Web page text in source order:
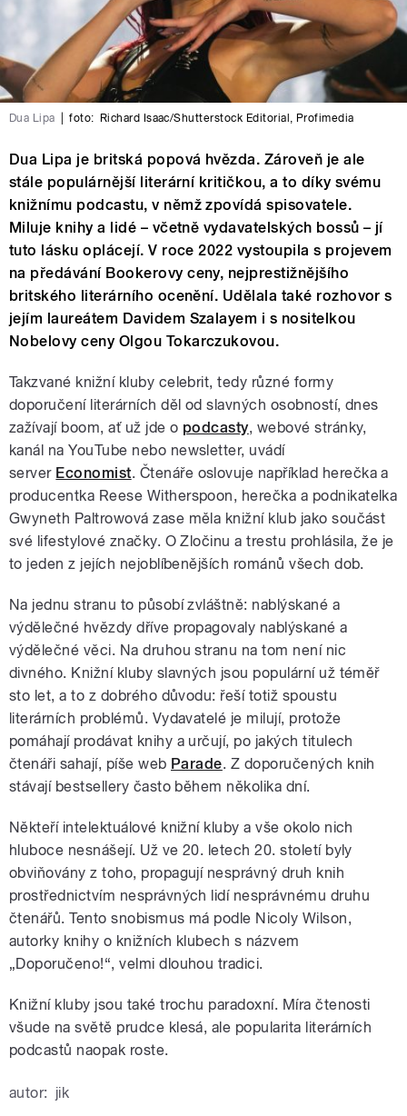
Dua Lipa foto: Richard Isaac/Shutterstock Editorial , Profimedia
Dua Lipa je britská popová hvězda. Zároveň je ale
stále populárnější literární kritičkou, a to díky svému
knižnímu podcastu, v němž zpovídá spisovatele.
Miluje knihy a lidé – včetně vydavatelských bossů – jí
tuto lásku oplácejí. V roce 2022 vystoupila s projevem
na předávání Bookerovy ceny, nejprestižnějšího
britského literárního ocenění. Udělala také rozhovor s
jejím laureátem Davidem Szalayem i s nositelkou
Nobelovy ceny Olgou Tokarczukovou.
Takzvané knižní kluby celebrit, tedy různé formy
doporučení literárních děl od slavných osobností, dnes
zažívají boom, ať už jde o podcasty, webové stránky,
kanál na YouTube nebo newsletter, uvádí
server Economist. Čtenáře oslovuje například herečka a
producentka Reese Witherspoon, herečka a podnikatelka
Gwyneth Paltrowová zase měla knižní klub jako součást
své lifestylové značky. O Zločinu a trestu prohlásila, že je
to jeden z jejích nejoblíbenějších románů všech dob.
Na jednu stranu to působí zvláštně: nablýskané a
výdělečné hvězdy dříve propagovaly nablýskané a
výdělečné věci. Na druhou stranu na tom není nic
divného. Knižní kluby slavných jsou populární už téměř
sto let, a to z dobrého důvodu: řeší totiž spoustu
literárních problémů. Vydavatelé je milují, protože
pomáhají prodávat knihy a určují, po jakých titulech
čtenáři sahají, píše web Parade. Z doporučených knih
stávají bestsellery často během několika dní.
Někteří intelektuálové knižní kluby a vše okolo nich
hluboce nesnášejí. Už ve 20. letech 20. století byly
obviňovány z toho, propagují nesprávný druh knih
prostřednictvím nesprávných lidí nesprávnému druhu
čtenářů. Tento snobismus má podle Nicoly Wilson,
autorky knihy o knižních klubech s názvem
„Doporučeno!“, velmi dlouhou tradici.
Knižní kluby jsou také trochu paradoxní. Míra čtenosti
všude na světě prudce klesá, ale popularita literárních
podcastů naopak roste.
autor: jik